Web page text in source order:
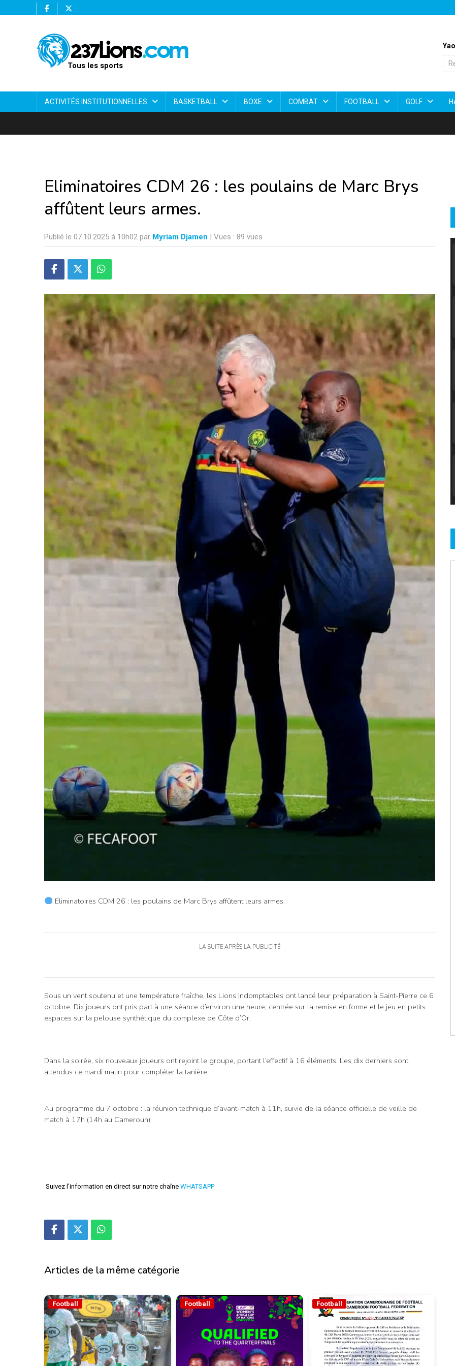
Tous les sports
ACTIVITÉS INSTITUTIONNELLES BASKETBALL BOXE COMBAT FOOTBALL GOLF
Eliminatoires CDM 26 : les poulains de Marc Brys
affûtent leurs armes.
Publié le 07.10.2025 à 10h02 par Myriam Djamen | Vues : 89 vues
Eliminatoires CDM 26 : les poulains de Marc Brys affûtent leurs armes.
LA SUITE APRÈS LA PUBLICITÉ
Sous un vent soutenu et une température fraîche, les Lions Indomptables ont lancé leur préparation à Saint-Pierre ce 6
octobre. Dix joueurs ont pris part à une séance d’environ une heure, centrée sur la remise en forme et le jeu en petits
espaces sur la pelouse synthétique du complexe de Côte d’Or.
Dans la soirée, six nouveaux joueurs ont rejoint le groupe, portant l’effectif à 16 éléments. Les dix derniers sont
attendus ce mardi matin pour compléter la tanière.
Au programme du 7 octobre : la réunion technique d’avant-match à 11h, suivie de la séance officielle de veille de
match à 17h (14h au Cameroun).
Suivez l'information en direct sur notre chaîne WHATSAPP
Articles de la même catégorie
Football Football Football